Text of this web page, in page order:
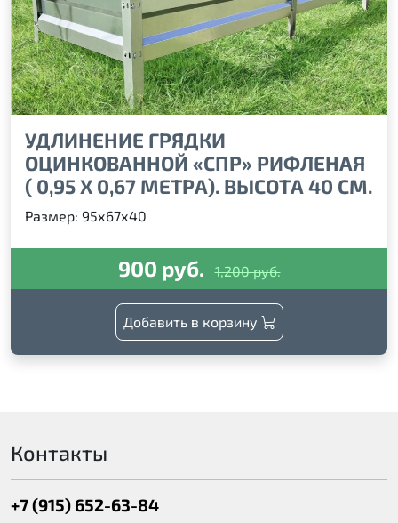
УДЛИНЕНИЕ ГРЯДКИ
ОЦИНКОВАННОЙ «СПР» РИФЛЕНАЯ
( 0,95 Х 0,67 МЕТРА). ВЫСОТА 40 СМ.
Размер: 95х67х40
900 руб. 1,200 руб.
Добавить в корзину
Контакты
+7 (915) 652-63-84